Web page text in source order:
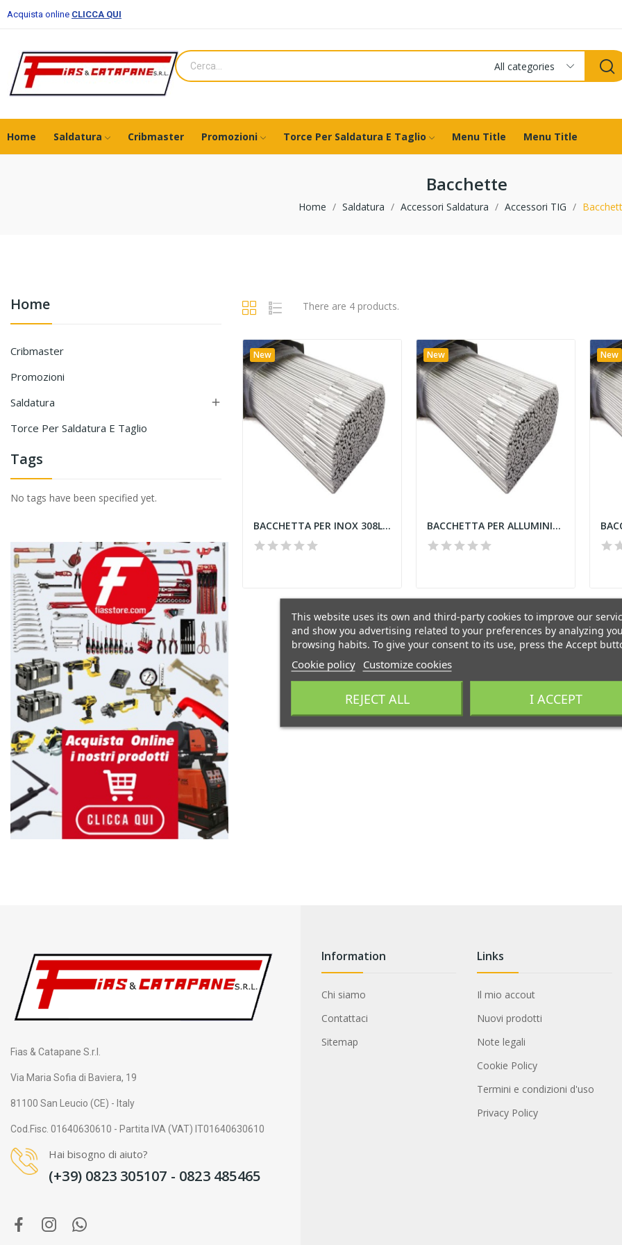
Acquista online CLICCA QUI
All categories
Home Saldatura Cribmaster Promozioni Torce Per Saldatura E Taglio Menu Title Menu Title
Bacchette
Home Saldatura Accessori Saldatura Accessori TIG
Home
Cribmaster
Promozioni
Saldatura

Torce Per Saldatura E Taglio
Tags
No tags have been specified yet.
There are 4 products.
New
BACCHETTA PER INOX 308L D. 2,4x1000 mm AWS5.9...
New
BACCHETTA PER ALLUMINIO 5356 D. 2.4x1000 mm al...
New
Fias & Catapane S.r.l.
Via Maria Sofia di Baviera, 19
81100 San Leucio (CE) - Italy
Cod.Fisc. 01640630610 - Partita IVA (VAT) IT01640630610
Hai bisogno di aiuto?
(+39) 0823 305107 - 0823 485465
Information
Chi siamo
Contattaci
Sitemap
Links
Il mio accout
Nuovi prodotti
Note legali
Cookie Policy
Termini e condizioni d'uso
Privacy Policy
This website uses its own and third-party cookies to improve our
and show you advertising related to your preferences by analyzing
browsing habits. To give your consent to its use, press the Accept
Cookie policy Customize cookies
REJECT ALL I ACCEPT